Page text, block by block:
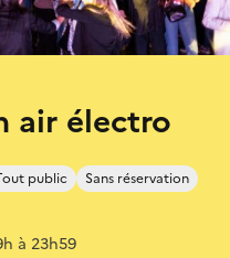
air électro
public Sans réservation
à 23h59